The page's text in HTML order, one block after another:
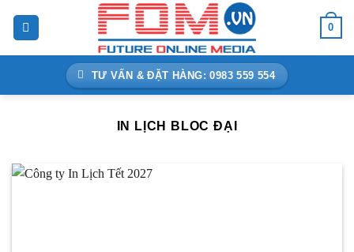
0
TƯ VẤN & ĐẶT HÀNG: 0983 559 554
IN LỊCH BLOC ĐẠI